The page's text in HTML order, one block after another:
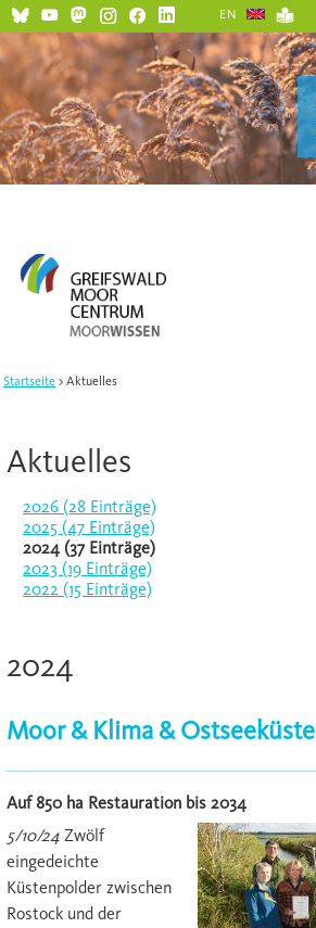
EN
Startseite Aktuelles
Aktuelles
2026 (28 Einträge)
2025 (47 Einträge)
2024 (37 Einträge)
2023 (19 Einträge)
2022 (15 Einträge)
2024
Moor & Klima & Ostseeküste
Auf 850 ha Restauration bis 2034
5/10/24 Zwölf
eingedeichte
Küstenpolder zwischen
Rostock und der